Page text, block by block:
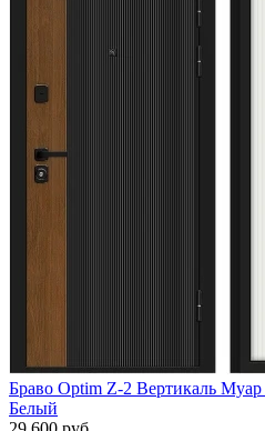
Браво Optim Z-2 Вертикаль
Белый